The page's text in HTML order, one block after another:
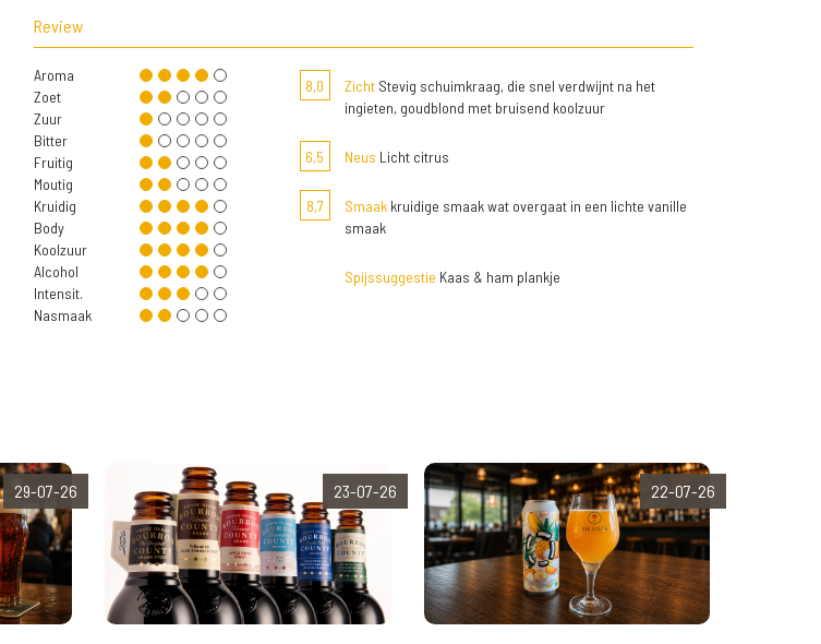
Review
Aroma
Zoet
Zuur
Bitter
Fruitig
Moutig
Kruidig
Body
Koolzuur
Alcohol
Intensit.
Nasmaak
8,0 ZichtStevig schuimkraag, die snel verdwijnt na het
ingieten, goudblond met bruisend koolzuur
6,5 Neus Licht citrus
8,7 Smaakkruidige smaak wat overgaat in een lichte vanille
smaak
Spijssuggestie Kaas & ham plankje
29-07-26 23-07-26 22-07-26